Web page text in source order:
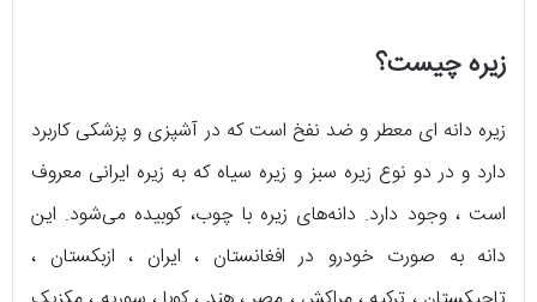
زیره چیست؟
زیره دانه ‌ای معطر و ضد نفخ است که در آشپزی و پزشکی کاربرد
دارد و در دو نوع زیره سبز و زیره سیاه که به زیره ایرانی معروف
است ، وجود دارد. دانه‌های زیره با چوب، کوبیده می‌شود. این
دانه به صورت خودرو در افغانستان ، ایران ، ازبکستان ،